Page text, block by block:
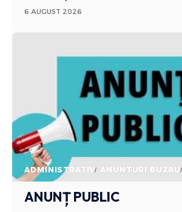
6 AUGUST 2026
ADMINISTRATIV ANUNTURI BUZAU
ANUNȚ PUBLIC